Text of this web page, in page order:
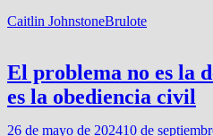
Caitlin JohnstoneBrulote
El problema no es la
es la obediencia civil
26 de mayo de 202410 de